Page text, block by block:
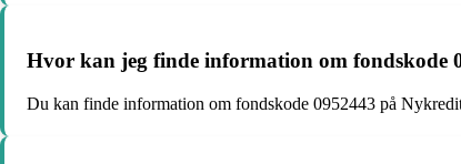
Hvor kan jeg finde information om fondskode
Du kan finde information om fondskode 0952443 på